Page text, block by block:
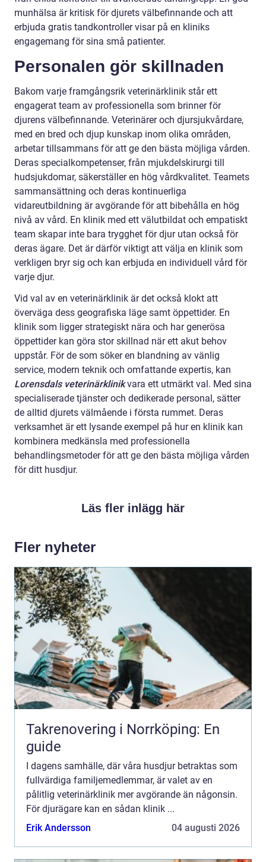
munhälsa är kritisk för djurets välbefinnande och att
erbjuda gratis tandkontroller visar på en kliniks
engagemang för sina små patienter.
Personalen gör skillnaden
Bakom varje framgångsrik veterinärklinik står ett
engagerat team av professionella som brinner för
djurens välbefinnande. Veterinärer och djursjukvårdare,
med en bred och djup kunskap inom olika områden,
arbetar tillsammans för att ge den bästa möjliga vården.
Deras specialkompetenser, från mjukdelskirurgi till
hudsjukdomar, säkerställer en hög vårdkvalitet. Teamets
sammansättning och deras kontinuerliga
vidareutbildning är avgörande för att bibehålla en hög
nivå av vård. En klinik med ett välutbildat och empatiskt
team skapar inte bara trygghet för djur utan också för
deras ägare. Det är därför viktigt att välja en klinik som
verkligen bryr sig och kan erbjuda en individuell vård för
varje djur.
Vid val av en veterinärklinik är det också klokt att
överväga dess geografiska läge samt öppettider. En
klinik som ligger strategiskt nära och har generösa
öppettider kan göra stor skillnad när ett akut behov
uppstår. För de som söker en blandning av vänlig
service, modern teknik och omfattande expertis, kan
Lorensdals veterinärklinik vara ett utmärkt val. Med sina
specialiserade tjänster och dedikerade personal, sätter
de alltid djurets välmående i första rummet. Deras
verksamhet är ett lysande exempel på hur en klinik kan
kombinera medkänsla med professionella
behandlingsmetoder för att ge den bästa möjliga vården
för ditt husdjur.
Läs fler inlägg här
Fler nyheter
Takrenovering i Norrköping: En
guide
I dagens samhälle, där våra husdjur betraktas som
fullvärdiga familjemedlemmar, är valet av en
pålitlig veterinärklinik mer avgörande än någonsin.
För djurägare kan en sådan klinik ...
Erik Andersson
04 augusti 2026